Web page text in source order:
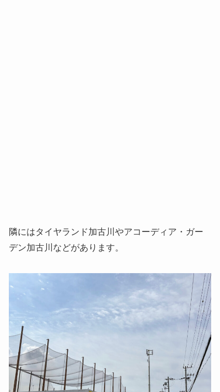
隣にはタイヤランド加古川やアコーディア・ガー
デン加古川などがあります。